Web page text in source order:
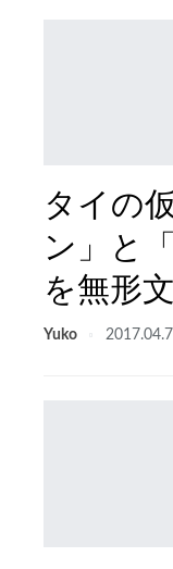
タイの
ン」と
を無形
Yuko 2017.04.7